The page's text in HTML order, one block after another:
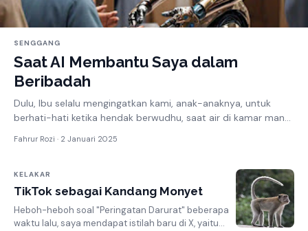
SENGGANG
Saat AI Membantu Saya dalam
Beribadah
Dulu, Ibu selalu mengingatkan kami, anak-anaknya, untuk
berhati-hati ketika hendak berwudhu, saat air di kamar mandi
Fahrur Rozi · 2 Januari 2025
KELAKAR
TikTok sebagai Kandang Monyet
Heboh-heboh soal "Peringatan Darurat" beberapa
waktu lalu, saya mendapat istilah baru di X, yaitu